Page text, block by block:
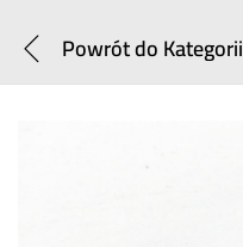
Powrót doKategorii